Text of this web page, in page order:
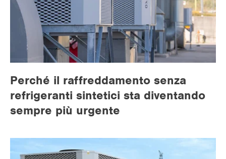
Perché il raffreddamento senza
refrigeranti sintetici sta diventando
sempre più urgente